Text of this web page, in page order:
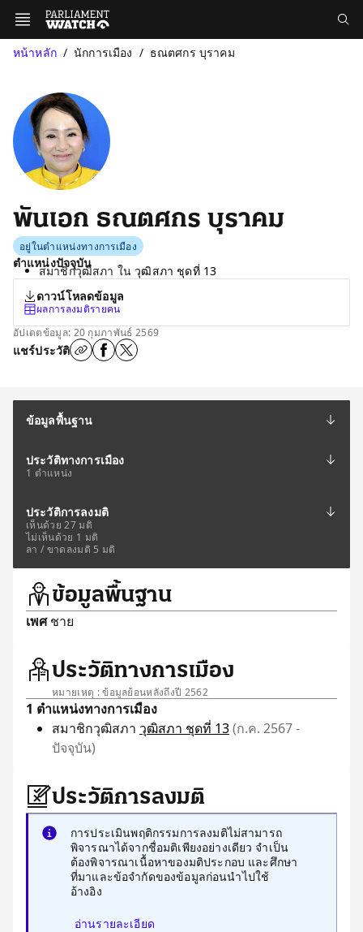
หน้าหลัก นักการเมือง ธณตศกร บุราคม
พันเอก ธณตศกร บุราคม
อยู่ในตำแหน่งทางการเมือง
ตำแหน่งปัจจุบัน
สมาชิกวุฒิสภา ในวุฒิสภา ชุดที่ 13
ดาวน์โหลดข้อมูล
ผลการลงมติรายคน
อัปเดตข้อมูล: 20 กุมภาพันธ์ 2569
แชร์ประวัติ
ข้อมูลพื้นฐาน
ประวัติทางการเมือง
1 ตำแหน่ง
ประวัติการลงมติ
เห็นด้วย 27 มติ
ไม่เห็นด้วย 1 มติ
ลา / ขาดลงมติ 5 มติ
ข้อมูลพื้นฐาน
เพศชาย
ประวัติทางการเมือง
หมายเหตุ : ข้อมูลย้อนหลังถึงปี 2562
1 ตำแหน่งทางการเมือง
สมาชิกวุฒิสภา วุฒิสภา ชุดที่ 13(ก.ค. 2567 -
ปัจจุบัน)
ประวัติการลงมติ
การประเมินพฤติกรรมการลงมติไม่สามารถ
พิจารณาได้จากชื่อมติเพียงอย่างเดียว จำเป็น
ต้องพิจารณาเนื้อหาของมติประกอบ และศึกษา
ที่มาและข้อจำกัดของข้อมูลก่อนนำไปใช้
อ้างอิง
อ่านรายละเอียด